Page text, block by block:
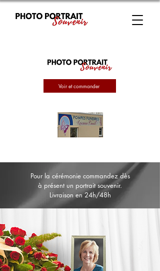
Voir et commander
Pour la cérémonie commandez dès
à présent un portrait souvenir.
Livraison en 24h/48h